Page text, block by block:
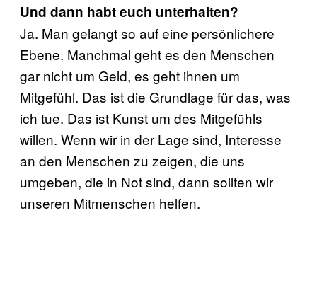
Und dann habt euch unterhalten?
Ja. Man gelangt so auf eine persönlichere
Ebene. Manchmal geht es den Menschen
gar nicht um Geld, es geht ihnen um
Mitgefühl. Das ist die Grundlage für das, was
ich tue. Das ist Kunst um des Mitgefühls
willen. Wenn wir in der Lage sind, Interesse
an den Menschen zu zeigen, die uns
umgeben, die in Not sind, dann sollten wir
unseren Mitmenschen helfen.